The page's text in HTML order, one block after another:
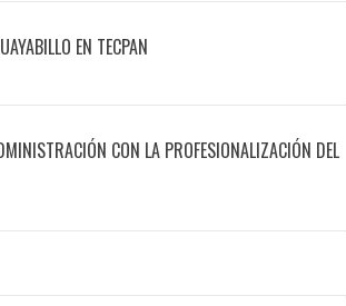
EN TECPAN
CON LA PROFESIONALIZACIÓN DEL